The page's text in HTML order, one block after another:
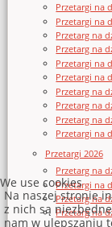
Przetargi na
Przetargi na
Przetarg na
Przetarg na
Przetargi na
Przetargi na
Przetarg na
Przetarg na
Przetarg na
Przetargi na
Przetargi 2026
Przetarg na
Przetargi na
Przetarg na
Przetarg na
We use cookies
Na naszej stronie
z nich są
nam w ulepszaniu